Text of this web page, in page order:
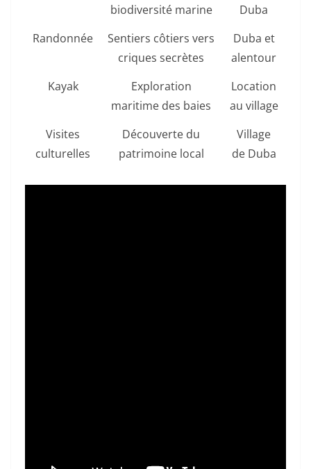
biodiversité marine
Duba
Randonnée
Sentiers côtiers vers
criques secrètes
Duba et
alentour
Kayak
Exploration
maritime des baies
Location
au village
Visites
culturelles
Découverte du
patrimoine local
Village
de Duba